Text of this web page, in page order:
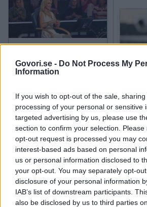
Govori.se - Do Not Process My
Information
If you wish to opt-out of the sale,
processing of your personal or sensitive
targeted advertising by us, please use
section to confirm your selection.
opt-out request is processed you may
interest-based ads based on personal
us or personal information disclosed to
your opt-out. You may separately opt-
disclosure of your personal information
IAB’s list of downstream participants.
also be disclosed by us to third parties
21. 8. 2024
poskrbela za prvovrstno
presenečenje, saj tega ni
pričakoval čisto nihče!
ki se
je
3. 5. 2024
Ana Maria Mitić v kopalkah
skočila v ledeno kopel, a vsi so
gledali le noro bujen dekolte, ki
jemlje dih
28. 3.
Ojej,
zgodilo